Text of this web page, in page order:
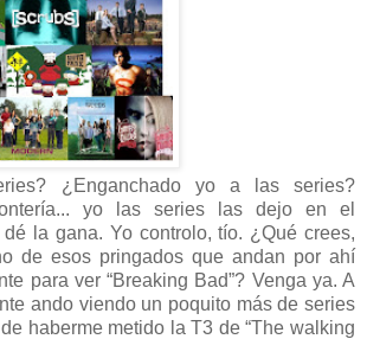
¿Enganchado yo a las series?
yo las series las dejo en el
la gana. Yo controlo, tío. ¿Qué crees,
de esos pringados que andan por ahí
para ver “Breaking Bad”? Venga ya. A
ando viendo un poquito más de series
haberme metido la T3 de “The walking